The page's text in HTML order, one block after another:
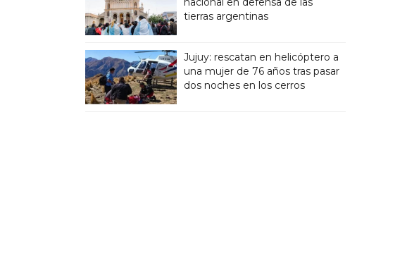
tierras argentinas
Jujuy: rescatan en helicóptero a
una mujer de 76 años tras pasar
dos noches en los cerros